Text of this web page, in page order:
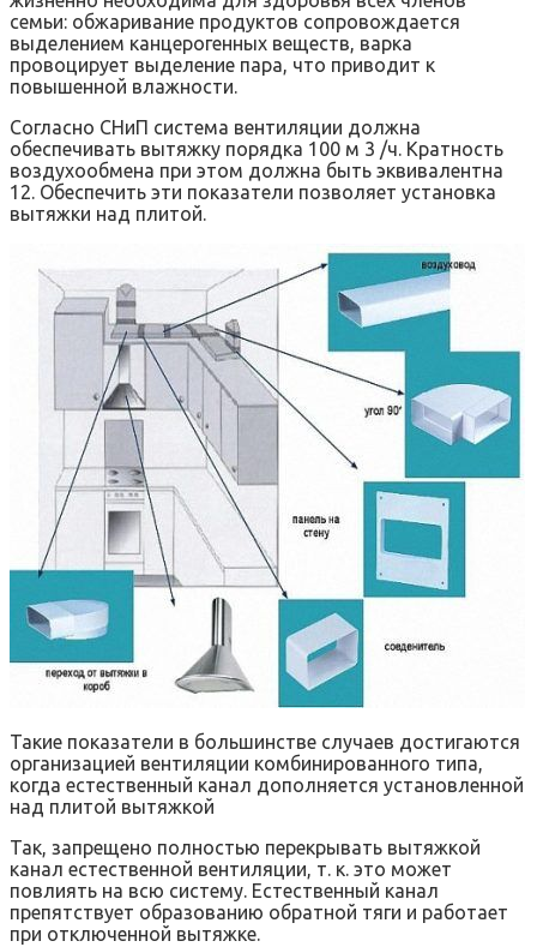
семьи: обжаривание продуктов сопровождается
выделением канцерогенных веществ, варка
провоцирует выделение пара, что приводит к
повышенной влажности.
Согласно СНиП система вентиляции должна
обеспечивать вытяжку порядка 100 м 3 /ч. Кратность
воздухообмена при этом должна быть эквивалентна
12. Обеспечить эти показатели позволяет установка
вытяжки над плитой.
Такие показатели в большинстве случаев достигаются
организацией вентиляции комбинированного типа,
когда естественный канал дополняется установленной
над плитой вытяжкой
Так, запрещено полностью перекрывать вытяжкой
канал естественной вентиляции, т. к. это может
повлиять на всю систему. Естественный канал
препятствует образованию обратной тяги и работает
при отключенной вытяжке.